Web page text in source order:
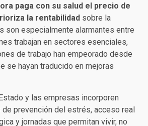
paga con su salud el precio de
la rentabilidad sobre la
son especialmente alarmantes entre
trabajan en sectores esenciales,
de trabajo han empeorado desde
se hayan traducido en mejoras
y las empresas incorporen
prevención del estrés, acceso real
y jornadas que permitan vivir, no